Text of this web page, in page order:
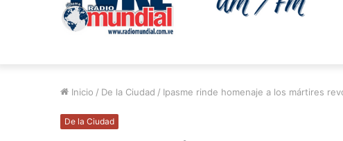
Inicio / De la Ciudad / Ipasme rinde homenaje a los mártires
De la Ciudad